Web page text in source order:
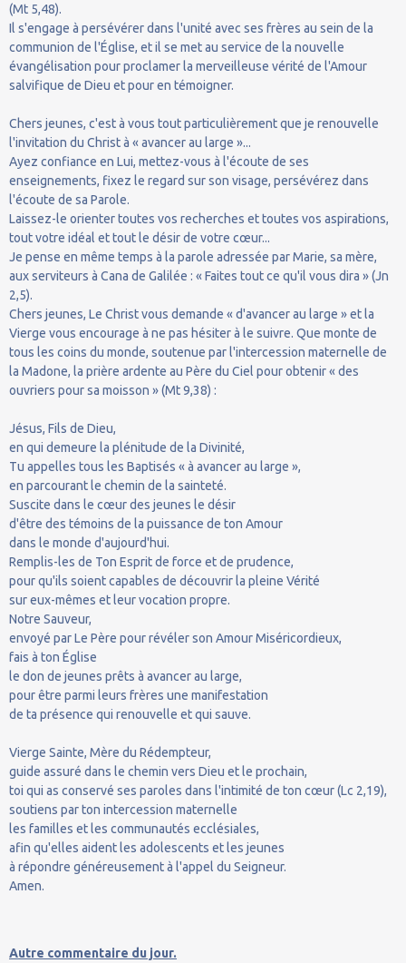
(Mt 5,48).
Il s'engage à persévérer dans l'unité avec ses frères au sein de la
communion de l'Église, et il se met au service de la nouvelle
évangélisation pour proclamer la merveilleuse vérité de l'Amour
salvifique de Dieu et pour en témoigner.
Chers jeunes, c'est à vous tout particulièrement que je renouvelle
l'invitation du Christ à « avancer au large »...
Ayez confiance en Lui, mettez-vous à l'écoute de ses
enseignements, fixez le regard sur son visage, persévérez dans
l'écoute de sa Parole.
Laissez-le orienter toutes vos recherches et toutes vos aspirations,
tout votre idéal et tout le désir de votre cœur...
Je pense en même temps à la parole adressée par Marie, sa mère,
aux serviteurs à Cana de Galilée : « Faites tout ce qu'il vous dira » (Jn
2,5).
Chers jeunes, Le Christ vous demande « d'avancer au large » et la
Vierge vous encourage à ne pas hésiter à le suivre. Que monte de
tous les coins du monde, soutenue par l'intercession maternelle de
la Madone, la prière ardente au Père du Ciel pour obtenir « des
ouvriers pour sa moisson » (Mt 9,38) :
Jésus, Fils de Dieu,
en qui demeure la plénitude de la Divinité,
Tu appelles tous les Baptisés « à avancer au large »,
en parcourant le chemin de la sainteté.
Suscite dans le cœur des jeunes le désir
d'être des témoins de la puissance de ton Amour
dans le monde d'aujourd'hui.
Remplis-les de Ton Esprit de force et de prudence,
pour qu'ils soient capables de découvrir la pleine Vérité
sur eux-mêmes et leur vocation propre.
Notre Sauveur,
envoyé par Le Père pour révéler son Amour Miséricordieux,
fais à ton Église
le don de jeunes prêts à avancer au large,
pour être parmi leurs frères une manifestation
de ta présence qui renouvelle et qui sauve.
Vierge Sainte, Mère du Rédempteur,
guide assuré dans le chemin vers Dieu et le prochain,
toi qui as conservé ses paroles dans l'intimité de ton cœur (Lc 2,19),
soutiens par ton intercession maternelle
les familles et les communautés ecclésiales,
afin qu'elles aident les adolescents et les jeunes
à répondre généreusement à l'appel du Seigneur.
Amen.
Autre commentaire du jour.